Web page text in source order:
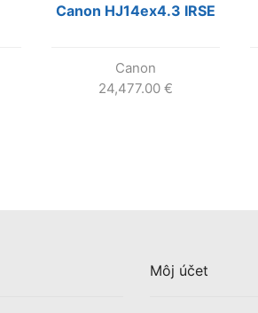
Canon HJ14ex4.3 IRSE
Canon
24,477.00 €
Môj účet